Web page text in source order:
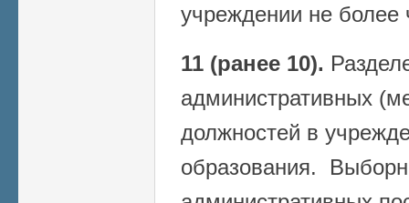
учреждении не
11 (ранее 10).
административных
должностей в
образования.